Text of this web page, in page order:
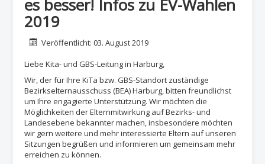
es besser! Infos zu EV-Wahlen
2019
DetailsVeröffentlicht: 03. August 2019
Liebe Kita- und GBS-Leitung in Harburg,
Wir, der für Ihre KiTa bzw. GBS-Standort zuständige
Bezirkselternausschuss (BEA) Harburg, bitten freundlichst
um Ihre engagierte Unterstützung. Wir möchten die
Möglichkeiten der Elternmitwirkung auf Bezirks- und
Landesebene bekannter machen, insbesondere möchten
wir gern weitere und mehr interessierte Eltern auf unseren
Sitzungen begrüßen und informieren um gemeinsam mehr
erreichen zu können.